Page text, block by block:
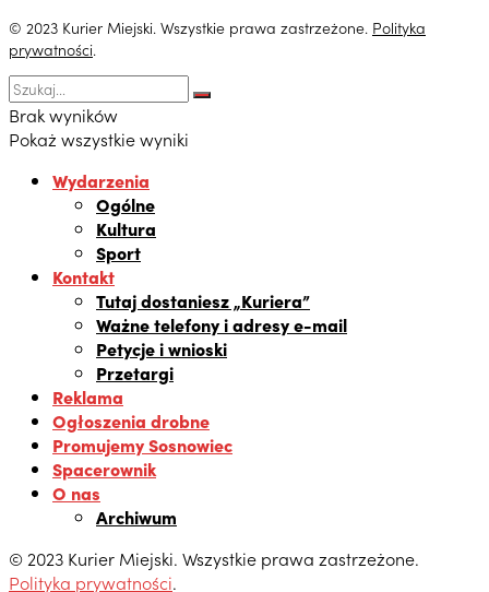
© 2023 Kurier Miejski. Wszystkie prawa zastrzeżone. Polityka
prywatności.
Brak wyników
Pokaż wszystkie wyniki
Wydarzenia
Ogólne
Kultura
Sport
Kontakt
Tutaj dostaniesz „Kuriera”
Ważne telefony i adresy e-mail
Petycje i wnioski
Przetargi
Reklama
Ogłoszenia drobne
Promujemy Sosnowiec
Spacerownik
O nas
Archiwum
© 2023 Kurier Miejski. Wszystkie prawa zastrzeżone.
Polityka prywatności.